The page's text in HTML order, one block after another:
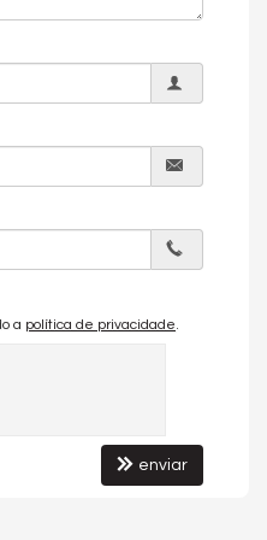
a política de privacidade
enviar